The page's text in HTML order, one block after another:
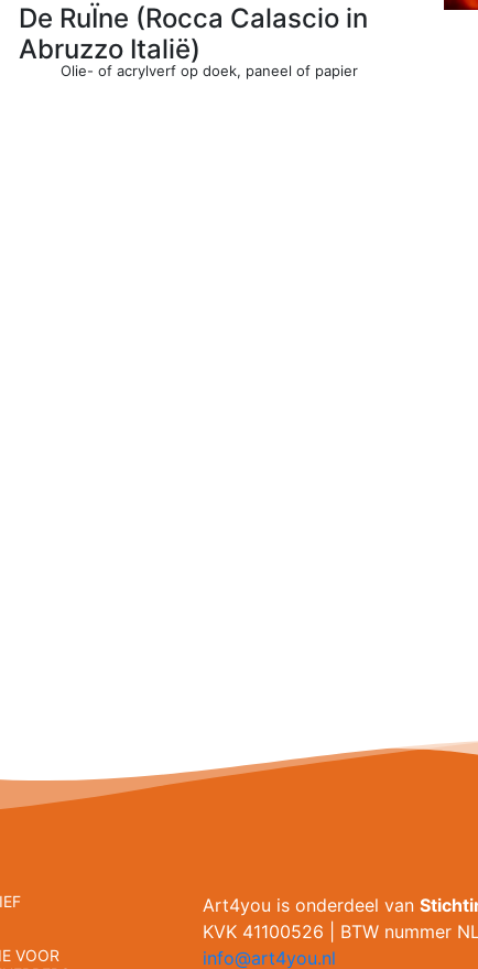
De RuÏne (Rocca Calascio in
Abruzzo Italië)
Olie- of acrylverf op doek, paneel of papier
VOOR
Art4you is onderdeel van
KVK 41100526 | BTW nummer
info@art4you.nl